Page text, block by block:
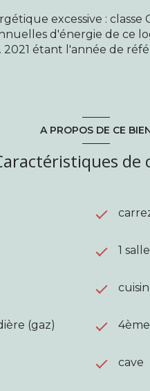
excessive : classe
d'énergie de ce
2021 étant l'année de
A PROPOS DE CE
de
1
(gaz)
cave